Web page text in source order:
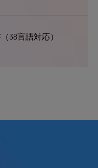
38言語対応）